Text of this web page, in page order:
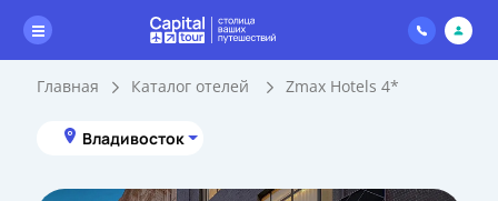
Главная Каталог отелей Zmax Hotels 4*
Владивосток